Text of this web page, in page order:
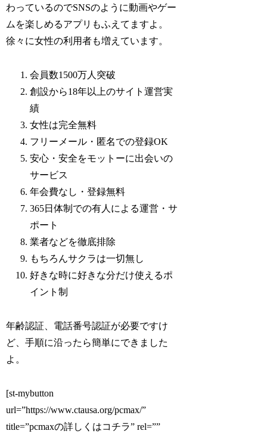
わっているのでSNSのように動画やゲー
ムを楽しめるアプリもふえてますよ。
徐々に女性の利用者も増えています。
会員数1500万人突破
創設から18年以上のサイト運営実
績
女性は完全無料
フリーメール・匿名での登録OK
安心・安全をモットーに出会いの
サービス
年会費なし・登録無料
365日体制での有人による運営・サ
ポート
業者などを徹底排除
もちろんサクラは一切無し
好きな時に好きな分だけ使えるポ
イント制
年齢認証、電話番号認証が必要ですけ
ど、手順に沿ったら簡単にできました
よ。
[st-mybutton
url=”https://www.ctausa.org/pcmax/”
title=”pcmaxの詳しくはコチラ” rel=””